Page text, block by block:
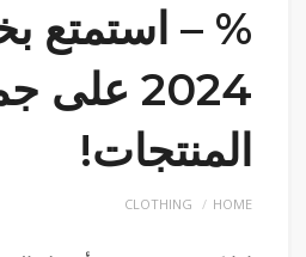
% – استمتع
2024 على
المنتجات!
HOME
CLOTHING